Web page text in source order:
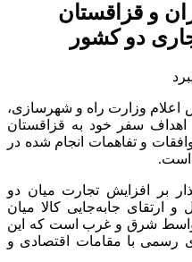
و قزاقستان
دو کشور
اعلام وزارت راه و شهرسازی،
اهداف سفر خود به قزاقستان
و تفاهمات انجام‌ شده در
است.
بر افزایش تجارت میان دو
ارتقای جابه‌جایی کالا میان
واسط شرق و غرب است که این
رسمی با مقامات اقتصادی و